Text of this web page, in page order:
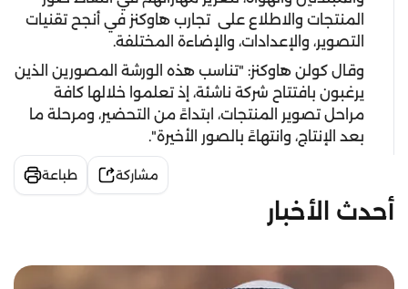
المنتجات والاطلاع على تجارب هاوكنز في أنجح تقنيات
التصوير، والإعدادات، والإضاءة المختلفة.
وقال كولن هاوكنز: "تناسب هذه الورشة المصورين الذين
يرغبون بافتتاح شركة ناشئة، إذ تعلموا خلالها كافة
مراحل تصوير المنتجات، ابتداءً من التحضير، ومرحلة ما
بعد الإنتاج، وانتهاءً بالصور الأخيرة".
مشاركة طباعة
أحدث الأخبار